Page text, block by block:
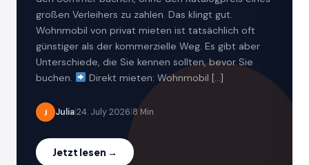
großen Verleihers zu zahlen. Das klingt gut.
Wohnmobil von privat mieten ist tatsächlich oft
günstiger als der kommerzielle Weg. Es gibt aber
Unterschiede, die Sie kennen sollten, bevor Sie
buchen.
Direkt mieten: Wohnmobil […]
J Julia24. July 2026 8 Min
Jetzt lesen →